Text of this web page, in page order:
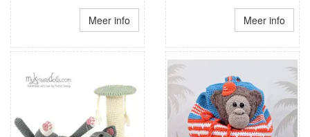
Meer info Meer info